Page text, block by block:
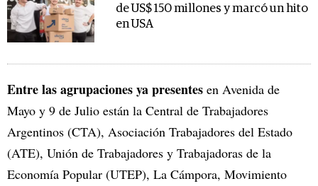
de US$ 150 millones y marcó un hito
en USA
Entre las agrupaciones ya presentes en Avenida de
Mayo y 9 de Julio están la Central de Trabajadores
Argentinos (CTA), Asociación Trabajadores del Estado
(ATE), Unión de Trabajadores y Trabajadoras de la
Economía Popular (UTEP), La Cámpora, Movimiento